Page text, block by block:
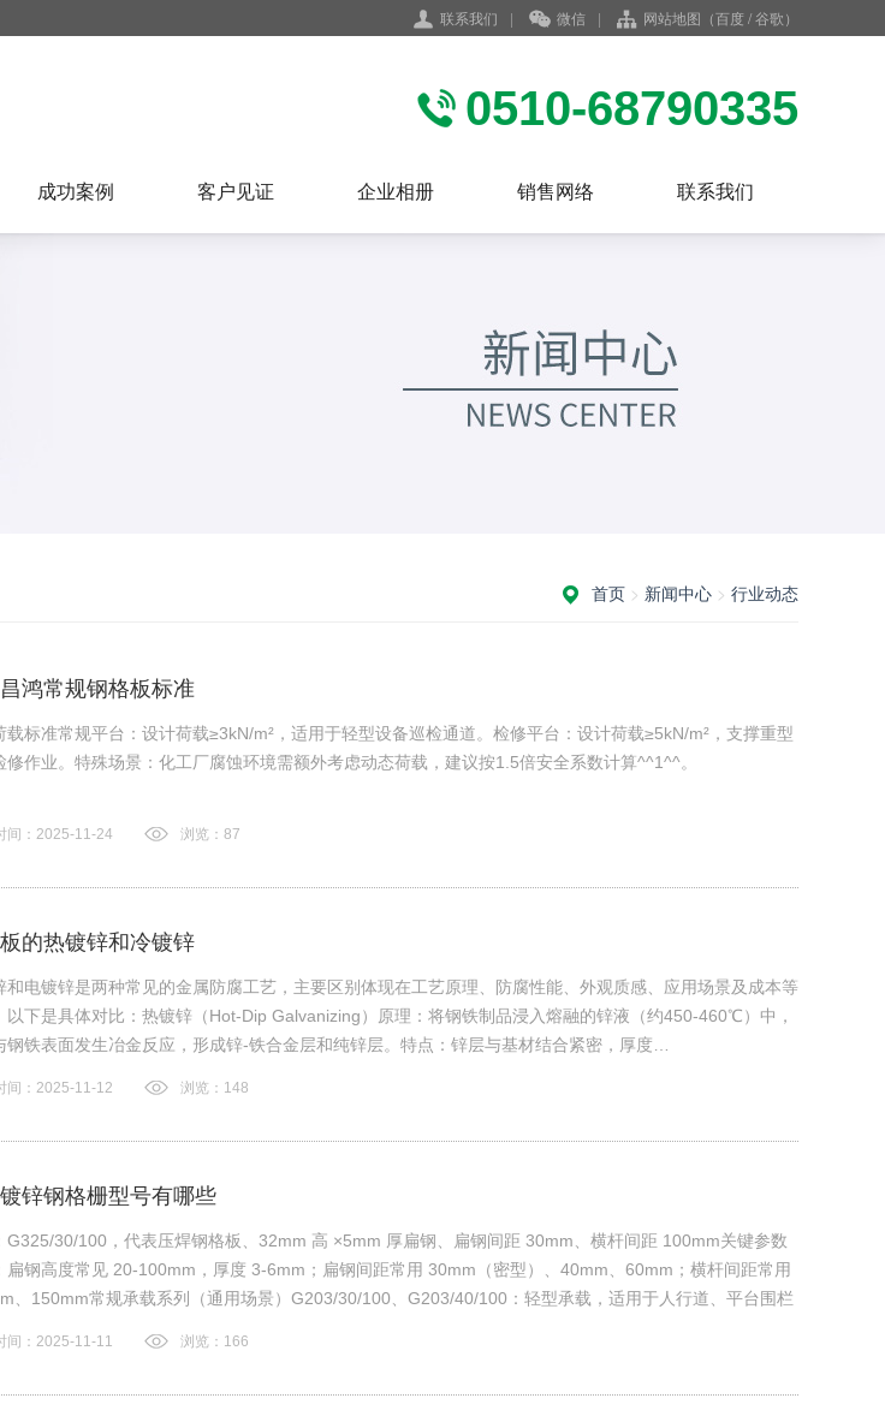
联系我们 | 微信 | 网站地图 （百度/谷歌）
0510-68790335
成功案例 客户见证 企业相册 销售网络 联系我们
首页 > 新闻中心 > 行业动态
鸿常规钢格板标准
载标准常规平台：设计荷载≥3kN/m²，适用于轻型设备巡检通道。检修平台：设计荷载≥5kN/m²，支撑重型
修作业。特殊场景：化工厂腐蚀环境需额外考虑动态荷载，建议按1.5倍安全系数计算^^1^^。
间：2025-11-24 浏览：87
的热镀锌和冷镀锌
和电镀锌是两种常见的金属防腐工艺，主要区别体现在工艺原理、防腐性能、外观质感、应用场景及成本等
以下是具体对比：‌热镀锌（Hot-Dip Galvanizing）‌‌原理‌：将钢铁制品浸入熔融的锌液（约450-460℃）中，
钢铁表面发生冶金反应，形成锌-铁合金层和纯锌层。‌特点‌：锌层与基材结合紧密，厚度…
间：2025-11-12 浏览：148
锌钢格栅型号有哪些
G325/30/100，代表压焊钢格板、32mm 高 ×5mm 厚扁钢、扁钢间距 30mm、横杆间距 100mm关键参数
扁钢高度常见 20-100mm，厚度 3-6mm；扁钢间距常用 30mm（密型）、40mm、60mm；横杆间距常用
、150mm常规承载系列（通用场景）G203/30/100、G203/40/100：轻型承载，适用于人行道、平台围栏
间：2025-11-11 浏览：166